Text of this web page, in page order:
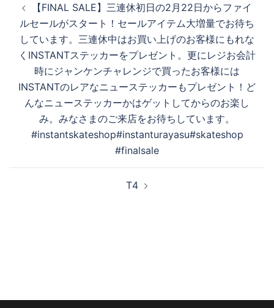
稿
ナ
ビ
ゲ
ー
【FINAL SALE】三連休初日の2月22日からファイ
ルセールがスタート！セールアイテム大増量でお待ち
しています。三連休中はお買い上げのお客様にもれな
くINSTANTステッカーをプレゼント。更にレジお会計
時にジャンケンチャレンジで買ったお客様には
INSTANTのレアなニューステッカーもプレゼント！ど
んなニューステッカーかはゲットしてからのお楽し
み。みなさまのご来店をお待ちしています。
#instantskateshop#instanturayasu#skateshop
#finalsale
T4️